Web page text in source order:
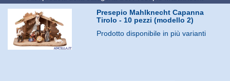
Presepio Mahlknecht Capanna
Tirolo - 10 pezzi (modello 2)
Prodotto disponibile in più varianti